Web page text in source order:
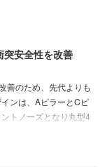
突安全性を改善
善のため、先代よりも
ンは、AピラーとCピ
トノーズとなり丸型4
ボディバリエーション
ツセダン（M3）の6タ